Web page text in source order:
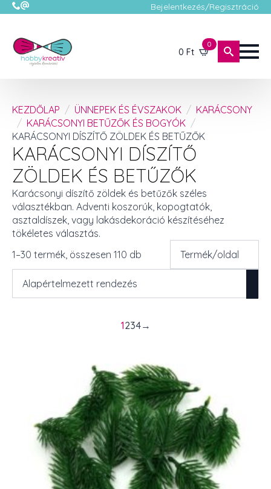
Bejelentkezés/Regisztráció
0 Ft
0
KEZDŐLAP ÜNNEPEK ÉS ÉVSZAKOK
KARÁCSONY
KARÁCSONYI BETŰZŐK ÉS BOGYÓK
KARÁCSONYI DÍSZÍTŐ ZÖLDEK ÉS BETŰZŐK
KARÁCSONYI DÍSZÍTŐ
ZÖLDEK ÉS BETŰZŐK
Karácsonyi díszítő zöldek és betűzők széles
választékban. Adventi koszorúk, kopogtatók,
asztaldíszek, vagy lakásdekoráció készítéséhez
tökéletes választás.
1–30 termék, összesen 110 db
1234→